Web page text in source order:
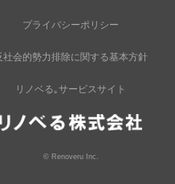
プライバシーポリシー
社会的勢力排除に関する基本方針
リノベる｡サービスサイト
© Renoveru Inc.